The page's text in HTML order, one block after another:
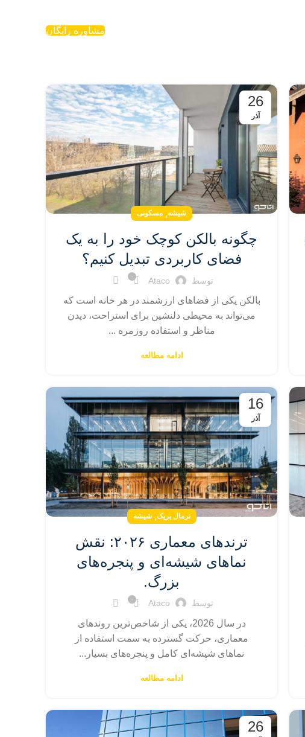
مشاوره رایگان
26
آذر
شیشه, مسکونی
چگونه بالکن کوچک خود را به یک
فضای کاربردی تبدیل کنیم؟
توسط Ataco ۰
بالکن یکی از فضاهای ارزشمند در هر خانه است که
می‌تواند به محیطی دلنشین برای استراحت، دیدن
مناظر و استفاده روزمره ...
ادامه مطالعه
16
آذر
ترمال بریک,شیشه
ترندهای معماری ۲۰۲۶: نقش
نماهای شیشه‌ای و پنجره‌های
بزرگ.
توسط Ataco ۰
در سال 2026، یکی از شاخص‌ترین روندهای
معماری، حرکت گسترده به سمت استفاده از
نماهای شیشه‌ای کامل و پنجره‌های بسیار...
ادامه مطالعه
26